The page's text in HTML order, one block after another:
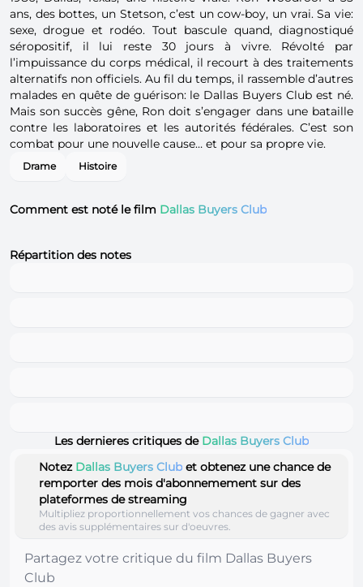
ans, des bottes, un Stetson, c’est un cow‐boy, un vrai. Sa vie:
sexe, drogue et rodéo. Tout bascule quand, diagnostiqué
séropositif, il lui reste 30 jours à vivre. Révolté par
l’impuissance du corps médical, il recourt à des traitements
alternatifs non officiels. Au fil du temps, il rassemble d’autres
malades en quête de guérison: le Dallas Buyers Club est né.
Mais son succès gêne, Ron doit s’engager dans une bataille
contre les laboratoires et les autorités fédérales. C’est son
combat pour une nouvelle cause… et pour sa propre vie.
Drame Histoire
Comment est noté le film Dallas Buyers Club
Répartition des notes
Les dernieres critiques de Dallas Buyers Club
Notez Dallas Buyers Club et obtenez une chance de
remporter des mois d'abonnemement sur des
plateformes de streaming
Multipliez proportionnellement vos chances de gagner avec
des avis supplémentaires sur d'oeuvres.